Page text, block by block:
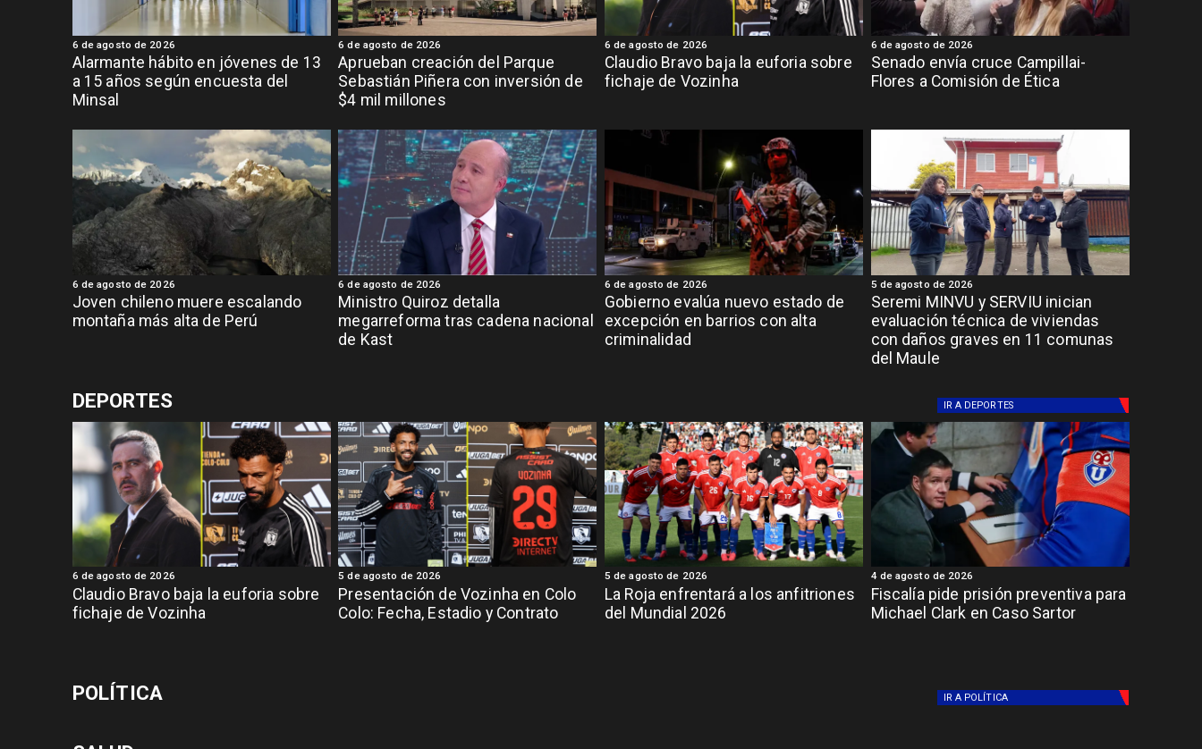
Alarmante hábito en jóvenes de 13
a 15 años según encuesta del
Minsal
6 de agosto de 2026
Aprueban creación del Parque
Sebastián Piñera con inversión de
$4 mil millones
6 de agosto de 2026
Claudio Bravo baja la euforia sobre
fichaje de Vozinha
6 de agosto de 2026
Senado envía cruce Campillai-
Flores a Comisión de Ética
6 de agosto de 2026
Joven chileno muere escalando
montaña más alta de Perú
6 de agosto de 2026
Ministro Quiroz detalla
megarreforma tras cadena nacional
de Kast
6 de agosto de 2026
Gobierno evalúa nuevo estado de
excepción en barrios con alta
criminalidad
6 de agosto de 2026
Seremi MINVU y SERVIU inician
evaluación técnica de viviendas
con daños graves en 11 comunas
del Maule
5 de agosto de 2026
DEPORTES IR A DEPORTES
Claudio Bravo baja la euforia sobre
fichaje de Vozinha
6 de agosto de 2026
Presentación de Vozinha en Colo
Colo: Fecha, Estadio y Contrato
5 de agosto de 2026
La Roja enfrentará a los anfitriones
del Mundial 2026
5 de agosto de 2026
Fiscalía pide prisión preventiva para
Michael Clark en Caso Sartor
4 de agosto de 2026
POLÍTICA IR A POLÍTICA